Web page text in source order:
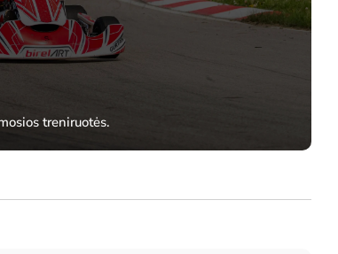
treniruotės.